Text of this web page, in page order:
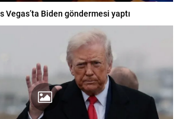
Vegas’ta Biden göndermesi yaptı